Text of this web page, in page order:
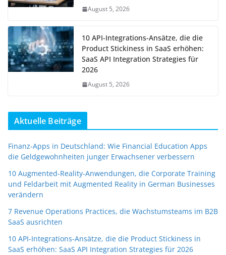
August 5, 2026
10 API-Integrations-Ansätze, die die
Product Stickiness in SaaS erhöhen:
SaaS API Integration Strategies für
2026
August 5, 2026
Aktuelle Beiträge
Finanz-Apps in Deutschland: Wie Financial Education Apps
die Geldgewohnheiten junger Erwachsener verbessern
10 Augmented-Reality-Anwendungen, die Corporate Training
und Feldarbeit mit Augmented Reality in German Businesses
verändern
7 Revenue Operations Practices, die Wachstumsteams im B2B
SaaS ausrichten
10 API-Integrations-Ansätze, die die Product Stickiness in
SaaS erhöhen: SaaS API Integration Strategies für 2026